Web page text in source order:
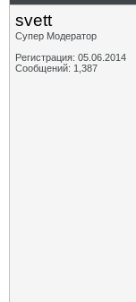
svett
Супер Модератор
Регистрация: 05.06.2014
Сообщений: 1,387